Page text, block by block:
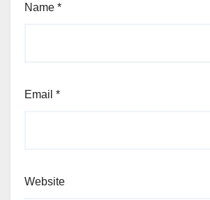
Name *
Email *
Website